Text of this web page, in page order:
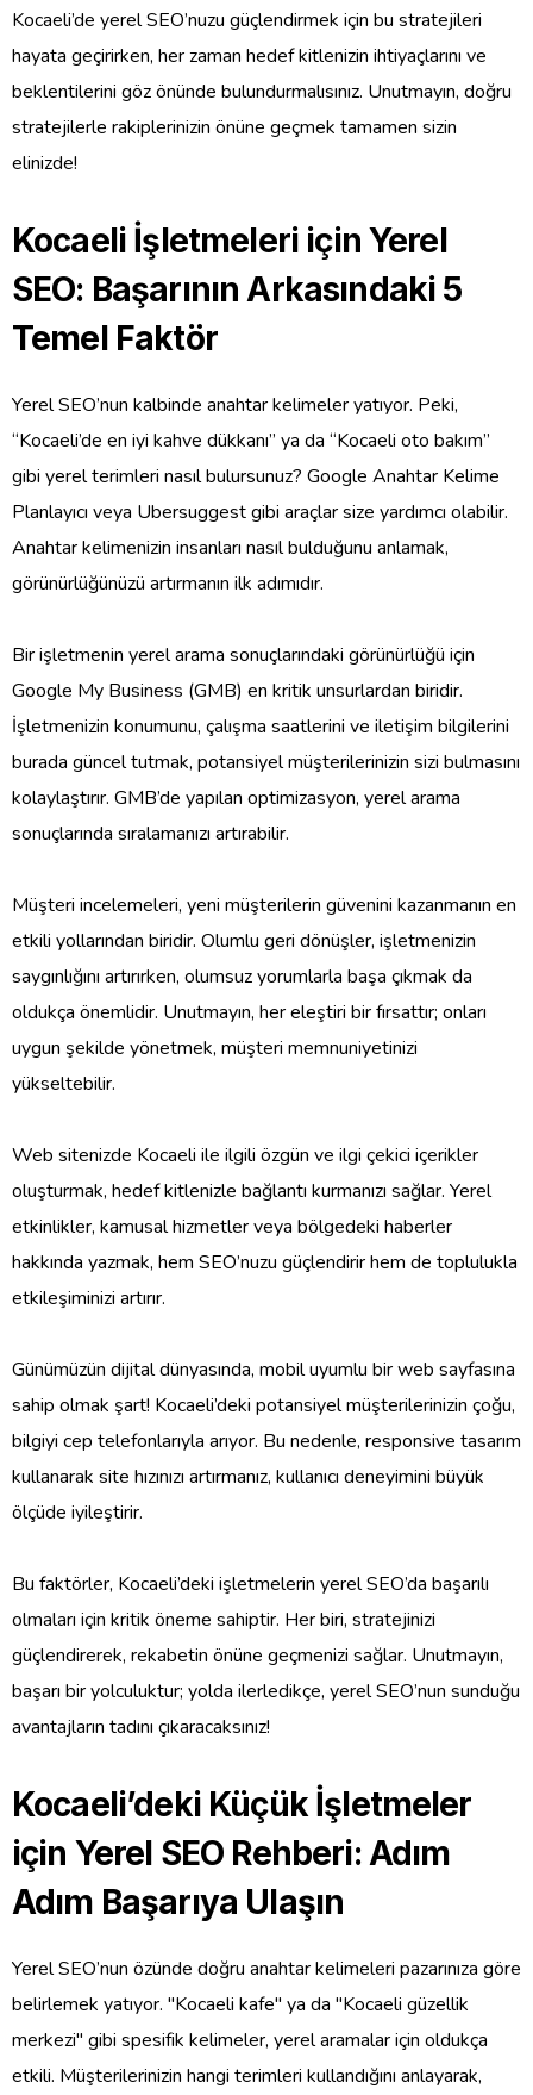
Kocaeli’de yerel SEO’nuzu güçlendirmek için bu stratejileri
hayata geçirirken, her zaman hedef kitlenizin ihtiyaçlarını ve
beklentilerini göz önünde bulundurmalısınız. Unutmayın, doğru
stratejilerle rakiplerinizin önüne geçmek tamamen sizin
elinizde!
Kocaeli İşletmeleri için Yerel
SEO: Başarının Arkasındaki 5
Temel Faktör
Yerel SEO’nun kalbinde anahtar kelimeler yatıyor. Peki,
“Kocaeli’de en iyi kahve dükkanı” ya da “Kocaeli oto bakım”
gibi yerel terimleri nasıl bulursunuz? Google Anahtar Kelime
Planlayıcı veya Ubersuggest gibi araçlar size yardımcı olabilir.
Anahtar kelimenizin insanları nasıl bulduğunu anlamak,
görünürlüğünüzü artırmanın ilk adımıdır.
Bir işletmenin yerel arama sonuçlarındaki görünürlüğü için
Google My Business (GMB) en kritik unsurlardan biridir.
İşletmenizin konumunu, çalışma saatlerini ve iletişim bilgilerini
burada güncel tutmak, potansiyel müşterilerinizin sizi bulmasını
kolaylaştırır. GMB’de yapılan optimizasyon, yerel arama
sonuçlarında sıralamanızı artırabilir.
Müşteri incelemeleri, yeni müşterilerin güvenini kazanmanın en
etkili yollarından biridir. Olumlu geri dönüşler, işletmenizin
saygınlığını artırırken, olumsuz yorumlarla başa çıkmak da
oldukça önemlidir. Unutmayın, her eleştiri bir fırsattır; onları
uygun şekilde yönetmek, müşteri memnuniyetinizi
yükseltebilir.
Web sitenizde Kocaeli ile ilgili özgün ve ilgi çekici içerikler
oluşturmak, hedef kitlenizle bağlantı kurmanızı sağlar. Yerel
etkinlikler, kamusal hizmetler veya bölgedeki haberler
hakkında yazmak, hem SEO’nuzu güçlendirir hem de toplulukla
etkileşiminizi artırır.
Günümüzün dijital dünyasında, mobil uyumlu bir web sayfasına
sahip olmak şart! Kocaeli’deki potansiyel müşterilerinizin çoğu,
bilgiyi cep telefonlarıyla arıyor. Bu nedenle, responsive tasarım
kullanarak site hızınızı artırmanız, kullanıcı deneyimini büyük
ölçüde iyileştirir.
Bu faktörler, Kocaeli’deki işletmelerin yerel SEO’da başarılı
olmaları için kritik öneme sahiptir. Her biri, stratejinizi
güçlendirerek, rekabetin önüne geçmenizi sağlar. Unutmayın,
başarı bir yolculuktur; yolda ilerledikçe, yerel SEO’nun sunduğu
avantajların tadını çıkaracaksınız!
Kocaeli’deki Küçük İşletmeler
için Yerel SEO Rehberi: Adım
Adım Başarıya Ulaşın
Yerel SEO’nun özünde doğru anahtar kelimeleri pazarınıza göre
belirlemek yatıyor. "Kocaeli kafe" ya da "Kocaeli güzellik
merkezi" gibi spesifik kelimeler, yerel aramalar için oldukça
etkili. Müşterilerinizin hangi terimleri kullandığını anlayarak,